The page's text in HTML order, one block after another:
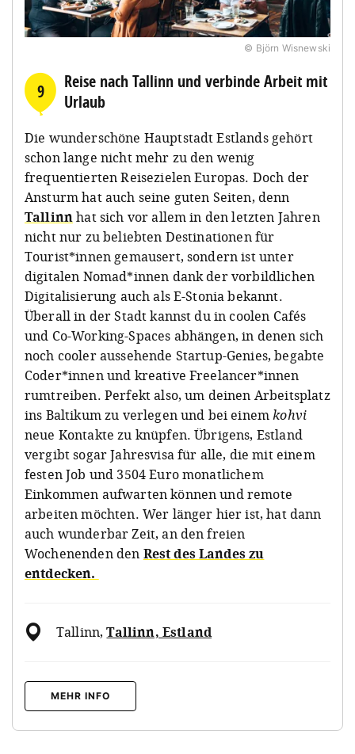
© Björn Wisnewski
9
Reise nach Tallinn und verbinde Arbeit mit
Urlaub
Die wunderschöne Hauptstadt Estlands gehört
schon lange nicht mehr zu den wenig
frequentierten Reisezielen Europas. Doch der
Ansturm hat auch seine guten Seiten, denn
Tallinnhat sich vor allem in den letzten Jahren
nicht nur zu beliebten Destinationen für
Tourist*innen gemausert, sondern ist unter
digitalen Nomad*innen dank der vorbildlichen
Digitalisierung auch als E-Stonia bekannt.
Überall in der Stadt kannst du in coolen Cafés
und Co-Working-Spaces abhängen, in denen sich
noch cooler aussehende Startup-Genies, begabte
Coder*innen und kreative Freelancer*innen
rumtreiben. Perfekt also, um deinen Arbeitsplatz
ins Baltikum zu verlegen und bei einemkohvi
neue Kontakte zu knüpfen. Übrigens, Estland
vergibt sogar Jahresvisa für alle, die mit einem
festen Job und 3504 Euro monatlichem
Einkommen aufwarten können und remote
arbeiten möchten. Wer länger hier ist, hat dann
auch wunderbar Zeit, an den freien
Wochenenden den Rest des Landes zu
entdecken.
Tallinn,Tallinn, Estland
MEHR INFO